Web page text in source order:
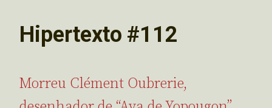
Hipertexto #112
Morreu Clément Oubrerie,